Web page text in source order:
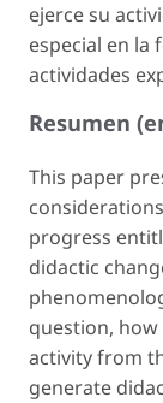
ejerce su
especial en la
actividades
Resumen
This paper
progress
didactic
question,
activity from
generate